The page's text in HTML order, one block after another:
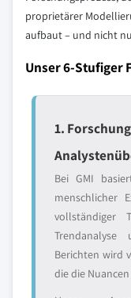
proprietärer
aufbaut – und nicht
Unser 6-Stufiger
1.
Bei GMI
menschlicher
vollständiger
Berichten wird
die die